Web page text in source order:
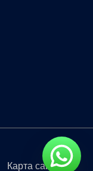
Карта сайта